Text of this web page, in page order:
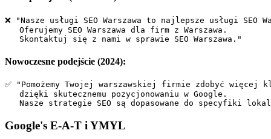
❌ "Nasze usługi SEO Warszawa to najlepsze usługi SEO
   Oferujemy SEO Warszawa dla firm z Warszawa.
Nowoczesne podejście (2024):
✅ "Pomożemy Twojej warszawskiej firmie zdobyć więcej
   dzięki skutecznemu pozycjonowaniu w Google.
Google's E-A-T i YMYL